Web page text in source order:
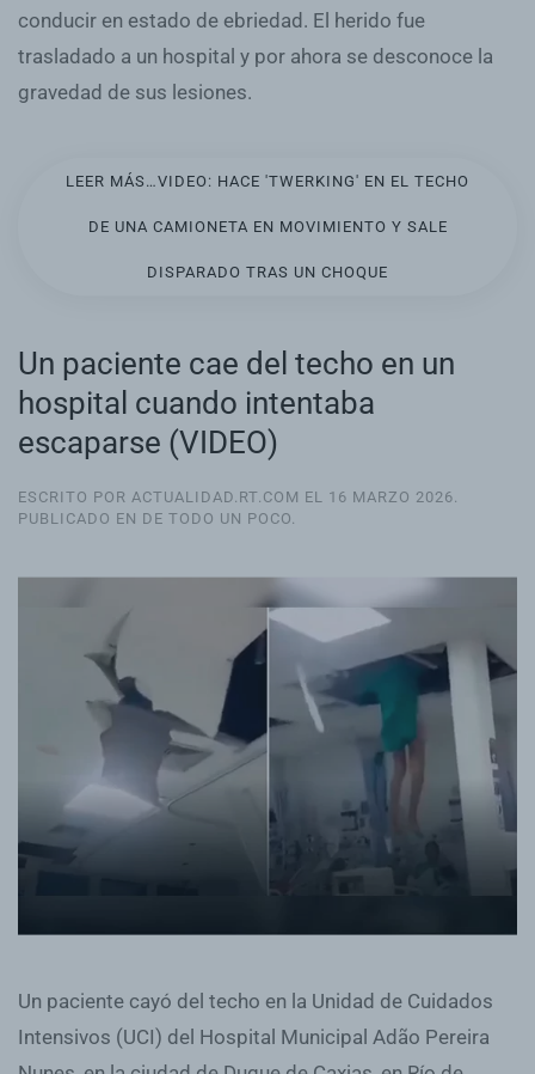
conducir en estado de ebriedad. El herido fue
trasladado a un hospital y por ahora se desconoce la
gravedad de sus lesiones.
LEER MÁS…VIDEO: HACE 'TWERKING' EN EL TECHO
DE UNA CAMIONETA EN MOVIMIENTO Y SALE
DISPARADO TRAS UN CHOQUE
Un paciente cae del techo en un
hospital cuando intentaba
escaparse (VIDEO)
ESCRITO POR ACTUALIDAD.RT.COM EL 16 MARZO 2026.
PUBLICADO EN DE TODO UN POCO.
Un paciente cayó del techo en la Unidad de Cuidados
Intensivos (UCI) del Hospital Municipal Adão Pereira